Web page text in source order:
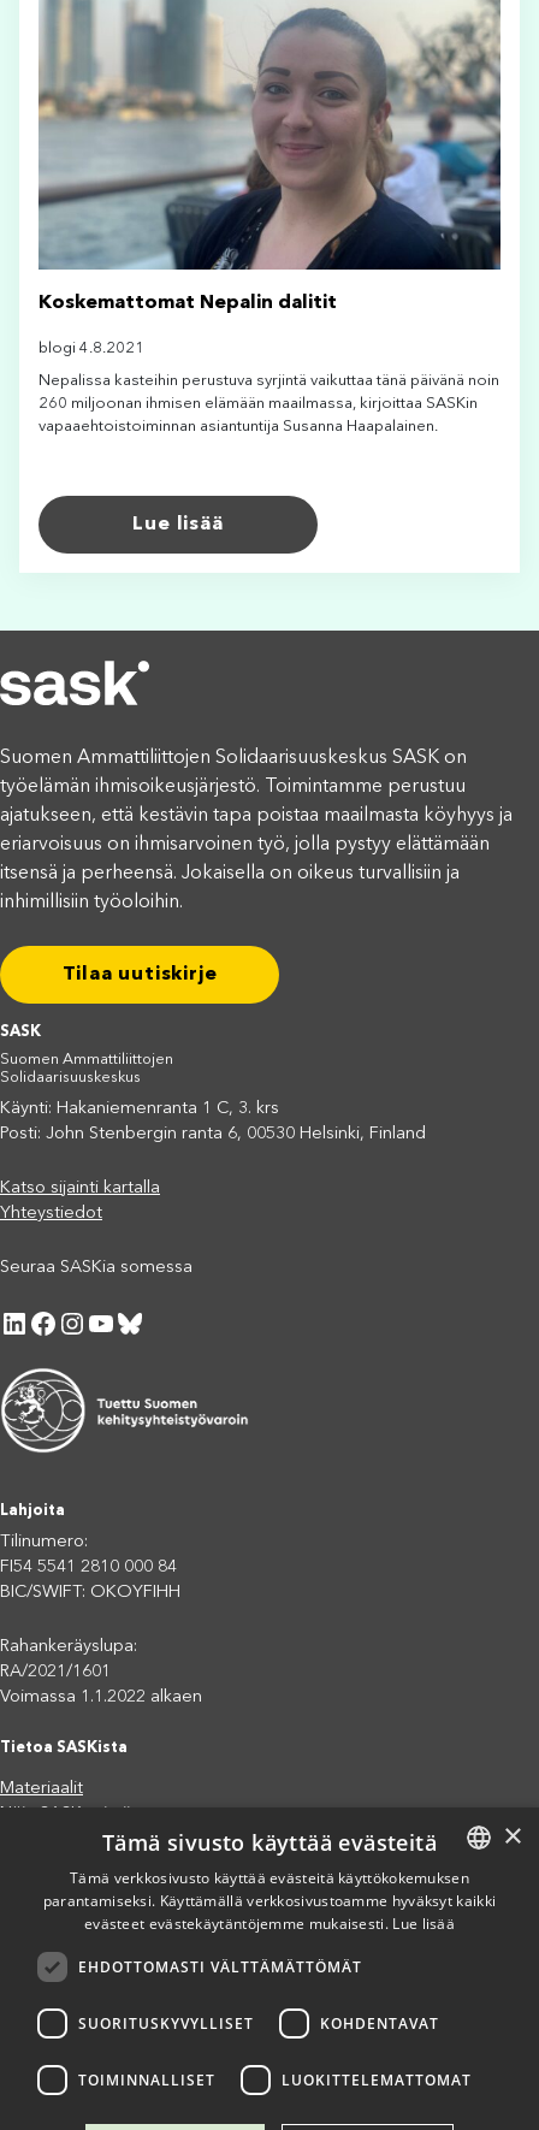
Koskemattomat Nepalin dalitit
blogi 4.8.2021
Nepalissa kasteihin perustuva syrjintä vaikuttaa tänä päivänä noin
260 miljoonan ihmisen elämään maailmassa, kirjoittaa SASKin
vapaaehtoistoiminnan asiantuntija Susanna Haapalainen.
Lue lisää
Suomen Ammattiliittojen Solidaarisuuskeskus SASK on
työelämän ihmisoikeusjärjestö. Toimintamme perustuu
ajatukseen, että kestävin tapa poistaa maailmasta köyhyys ja
eriarvoisuus on ihmisarvoinen työ, jolla pystyy elättämään
itsensä ja perheensä. Jokaisella on oikeus turvallisiin ja
inhimillisiin työoloihin.
Tilaa uutiskirje
SASK
Suomen Ammattiliittojen
Solidaarisuuskeskus
Käynti: Hakaniemenranta 1 C, 3. krs
Posti: John Stenbergin ranta 6, 00530 Helsinki, Finland
Katso sijainti kartalla
Yhteystiedot
Seuraa SASKia somessa
LinkedIn Facebook Instagram YouTube Bluesky
Lahjoita
Tilinumero:
FI54 5541 2810 000 84
BIC/SWIFT: OKOYFIHH
Rahankeräyslupa:
RA/2021/1601
Voimassa 1.1.2022 alkaen
Tietoa SASKista
Materiaalit
Jäsenjärjestöt
Saavutettavuusseloste
Tietosuojaseloste
Eettiset periaatteet (pdf)
Lahjoita
Osallistu
Liity kannatusjäseneksi
Ilmoita väärinkäytösepäilystä
FINNISH
×
Tämä sivusto käyttää evästeitä
Tämä verkkosivusto käyttää evästeitä käyttökokemuksen
parantamiseksi. Käyttämällä verkkosivustoamme hyväksyt kaikki
evästeet evästekäytäntöjemme mukaisesti. Lue lisää
EHDOTTOMASTI VÄLTTÄMÄTTÖMÄT
SUORITUSKYVYLLISET KOHDENTAVAT
TOIMINNALLISET LUOKITTELEMATTOMAT